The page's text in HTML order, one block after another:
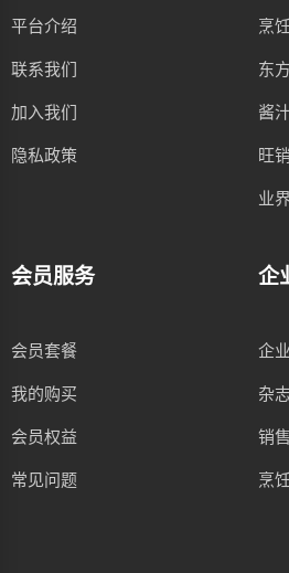
平台介绍
联系我们
加入我们
隐私政策
烹
东
酱
旺
业
会员服务
会员套餐
我的购买
会员权益
常见问题
企
企
杂
销
烹